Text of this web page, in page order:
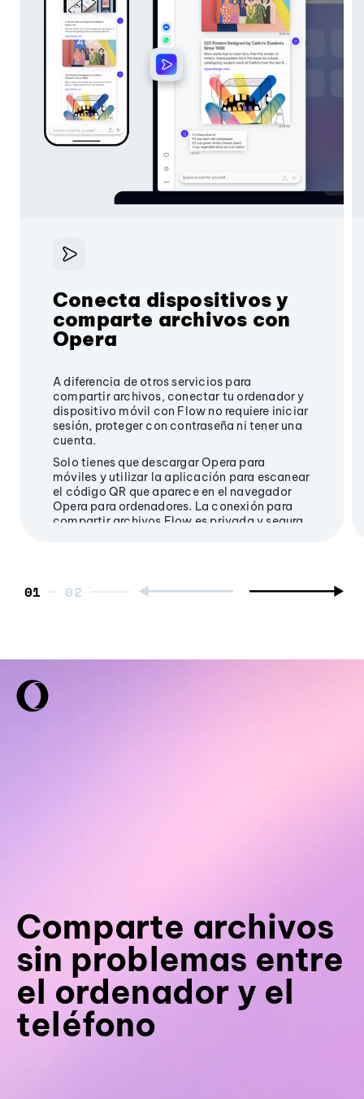
Conecta dispositivos y
comparte archivos con
Opera
A diferencia de otros servicios para
compartir archivos, conectar tu ordenador y
dispositivo móvil con Flow no requiere iniciar
sesión, proteger con contraseña ni tener una
cuenta.
Solo tienes que descargar Opera para
móviles y utilizar la aplicación para escanear
el código QR que aparece en el navegador
Opera para ordenadores. La conexión para
compartir archivos Flow es privada y segura,
01
Comparte archivos
sin problemas entre
el ordenador y el
teléfono